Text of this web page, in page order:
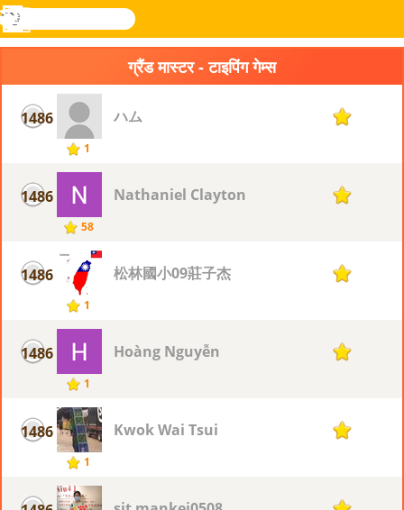
Novel
खोजे
लॉग
मेनू
ग्रैंड मास्टर - टाइपिंग गेम्स
1486
1
ハム 1
1486
58
Nathaniel Clayton 1
1486
1
松林國小09莊子杰 1
1486
1
Hoàng Nguyễn 1
1486
1
Kwok Wai Tsui 1